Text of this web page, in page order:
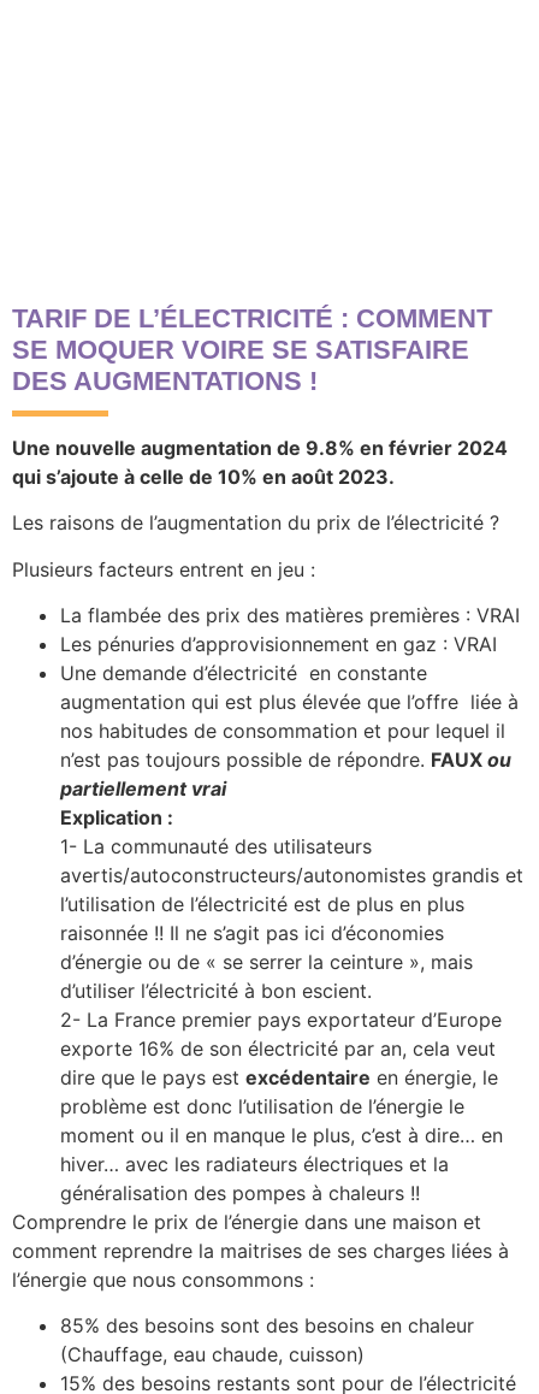
TARIF DE L’ÉLECTRICITÉ : COMMENT
SE MOQUER VOIRE SE SATISFAIRE
DES AUGMENTATIONS !
Une nouvelle augmentation de 9.8% en février 2024
qui s’ajoute à celle de 10% en août 2023.
Les raisons de l’augmentation du prix de l’électricité ?
Plusieurs facteurs entrent en jeu :
La flambée des prix des matières premières : VRAI
Les pénuries d’approvisionnement en gaz : VRAI
Une demande d’électricité en constante
augmentation qui est plus élevée que l’offre liée à
nos habitudes de consommation et pour lequel il
n’est pas toujours possible de répondre. FAUX ou
partiellement vrai
Explication :
1- La communauté des utilisateurs
avertis/autoconstructeurs/autonomistes grandis et
l’utilisation de l’électricité est de plus en plus
raisonnée !! Il ne s’agit pas ici d’économies
d’énergie ou de « se serrer la ceinture », mais
d’utiliser l’électricité à bon escient.
2- La France premier pays exportateur d’Europe
exporte 16% de son électricité par an, cela veut
dire que le pays est excédentaire en énergie, le
problème est donc l’utilisation de l’énergie le
moment ou il en manque le plus, c’est à dire… en
hiver… avec les radiateurs électriques et la
généralisation des pompes à chaleurs !!
Comprendre le prix de l’énergie dans une maison et
comment reprendre la maitrises de ses charges liées à
l’énergie que nous consommons :
85% des besoins sont des besoins en chaleur
(Chauffage, eau chaude, cuisson)
15% des besoins restants sont pour de l’électricité